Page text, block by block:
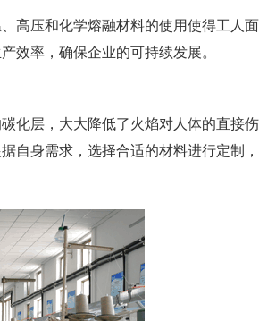
压和化学熔融材料的使用使得工人
效率，确保企业的可持续发展。
化层，大大降低了火焰对人体的直接
自身需求，选择合适的材料进行定制，